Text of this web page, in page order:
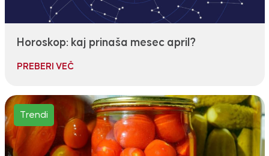
Horoskop: kaj prinaša mesec april?
PREBERI VEČ
Trendi